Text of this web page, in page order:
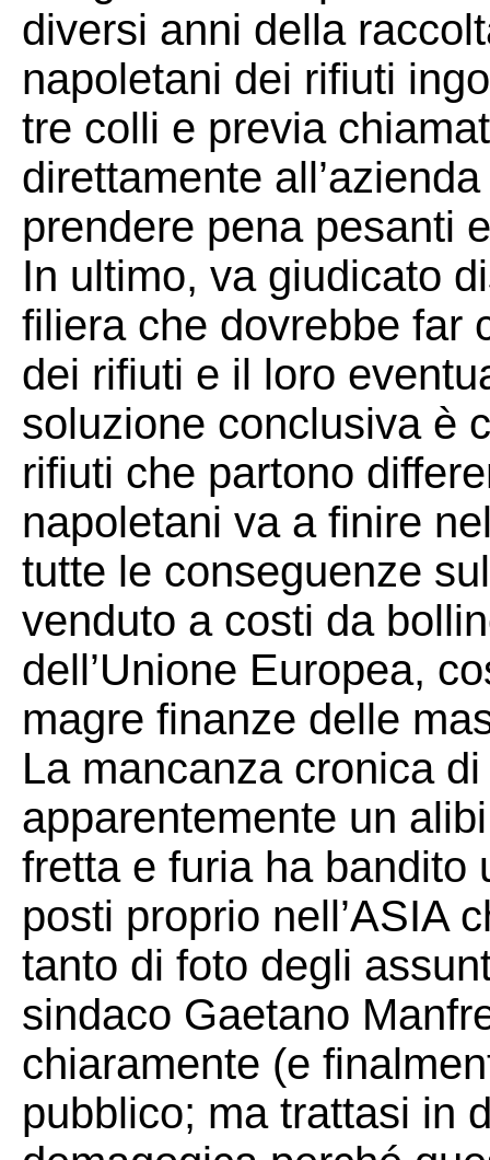
diversi anni della
napoletani dei rifiuti
tre colli e previa
direttamente
prendere pena pesanti
In ultimo, va giudicato
filiera che dovrebbe far
dei rifiuti e il loro
soluzione conclusiva è
rifiuti che partono
napoletani va a finire
tutte le conseguenze
venduto a costi da
dell’Unione Europea,
magre finanze delle
La mancanza cronica
apparentemente un
fretta e furia ha bandito
posti proprio nell’ASIA
tanto di foto degli
sindaco Gaetano
chiaramente (e
pubblico; ma trattasi in